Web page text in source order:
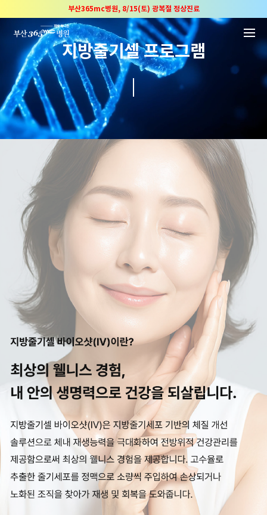
부산365mc병원, 8/15(토) 광복절 정상진료
부산365mc병원, 2년 연속 "Awards 2관왕" 수상
2025 "부산365mc 보건복지부 장관상" 수상!
부산365mc병원, 8/15(토) 광복절 정상진료
부산365mc병원, 2년 연속 "Awards 2관왕" 수상
2025 "부산365mc 보건복지부 장관상" 수상!
지방줄기셀 프로그램